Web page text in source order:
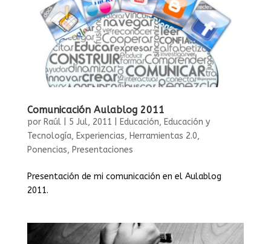
Comunicación Aulablog 2011
por Raúl| 5 Jul, 2011 Educación, Educación y
Tecnología, Experiencias, Herramientas 2.0,
Ponencias, Presentaciones
Presentación de mi comunicación en el Aulablog
2011.